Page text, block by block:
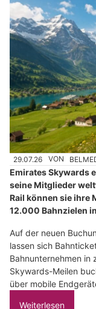
29.07.26 VON
Emirates Skywards
seine Mitglieder
Rail können sie ihre
12.000 Bahnzielen
Auf der neuen
lassen sich
Bahnunternehmen
Skywards-Meilen
über mobile
Weiterlesen